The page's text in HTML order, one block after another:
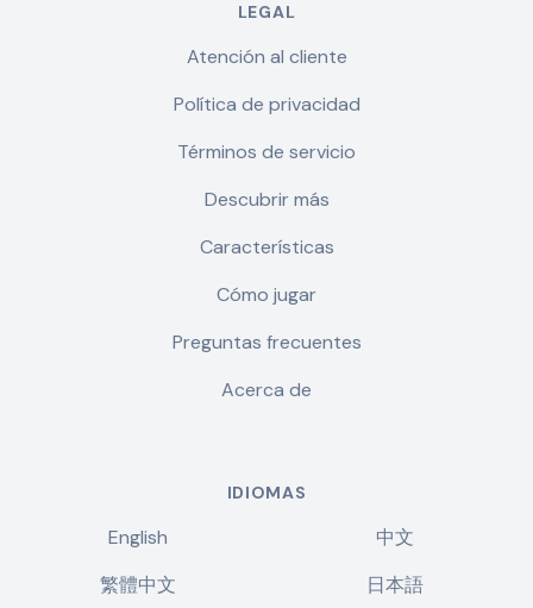
LEGAL
Atención al cliente
Política de privacidad
Términos de servicio
Descubrir más
Características
Cómo jugar
Preguntas frecuentes
Acerca de
IDIOMAS
English
中文
繁體中文
日本語